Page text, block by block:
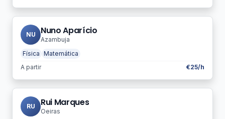
NU Nuno Aparício
Azambuja
Física Matemática
A partir
€25/h
RU Rui Marques
Oeiras